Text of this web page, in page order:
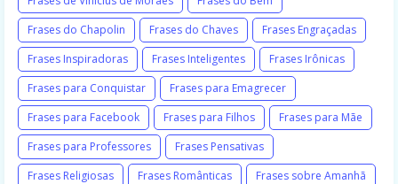
Frases do Chapolin
Frases do Chaves
Frases Engraçadas
Frases Inspiradoras
Frases Inteligentes
Frases Irônicas
Frases para Conquistar
Frases para Emagrecer
Frases para Facebook
Frases para Filhos
Frases para Mãe
Frases para Professores
Frases Pensativas
Frases Religiosas
Frases Românticas
Frases sobre Amanhã